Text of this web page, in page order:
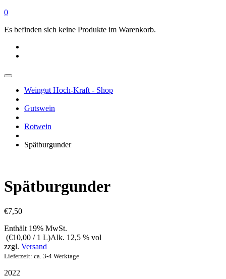
0
Es befinden sich keine Produkte im Warenkorb.
Weingut Hoch-Kraft - Shop
Gutswein
Rotwein
Spätburgunder
Spätburgunder
€7,50
Enthält 19% MwSt.
(€10,00 / 1 L)Alk. 12,5 % vol
zzgl. Versand
Lieferzeit: ca. 3-4 Werktage
2022